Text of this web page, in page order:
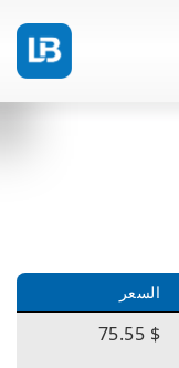
السعر
$ 75.55